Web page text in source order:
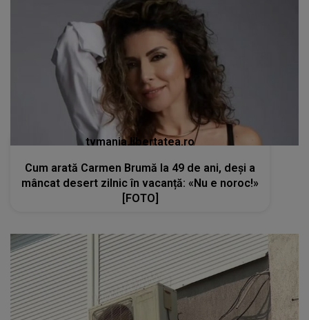
tvmania.libertatea.ro
Cum arată Carmen Brumă la 49 de ani, deși a
mâncat desert zilnic în vacanță: «Nu e noroc!»
[FOTO]